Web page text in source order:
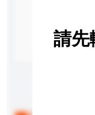
請先